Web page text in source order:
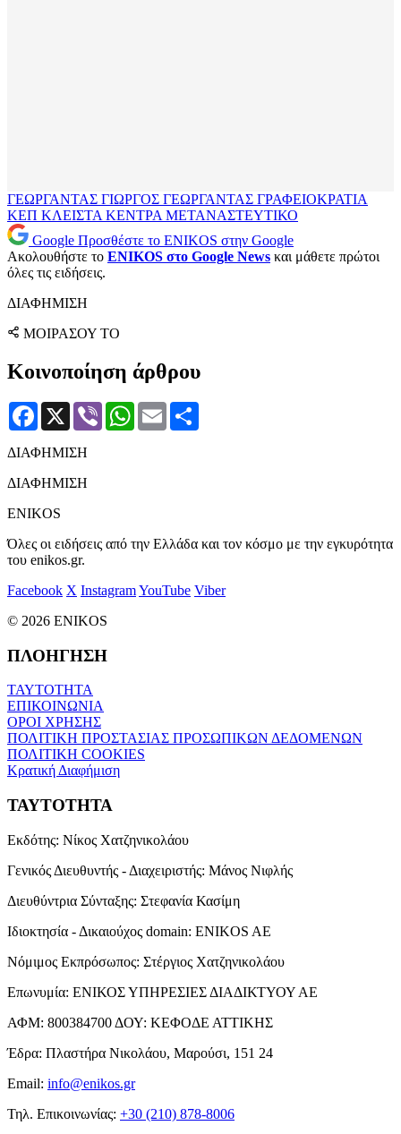
ΓΕΩΡΓΑΝΤΑΣ ΓΙΩΡΓΟΣ ΓΕΩΡΓΑΝΤΑΣ ΓΡΑΦΕΙΟΚΡΑΤΙΑ
ΚΕΠ ΚΛΕΙΣΤΑ ΚΕΝΤΡΑ ΜΕΤΑΝΑΣΤΕΥΤΙΚΟ
Google Προσθέστε το ENIKOS στην Google
Ακολουθήστε το ENIKOS στο Google News και μάθετε πρώτοι
όλες τις ειδήσεις.
ΔΙΑΦΗΜΙΣΗ
ΜΟΙΡΑΣΟΥ ΤΟ
Κοινοποίηση άρθρου
Facebook
X Viber WhatsApp
Email
ΔΙΑΦΗΜΙΣΗ
ΔΙΑΦΗΜΙΣΗ
ENIKOS
Όλες οι ειδήσεις από την Ελλάδα και τον κόσμο με την εγκυρότητα
του enikos.gr.
Facebook X InstagramYouTube Viber
© 2026 ENIKOS
ΠΛΟΗΓΗΣΗ
ΤΑΥΤΟΤΗΤΑ
ΕΠΙΚΟΙΝΩΝΙΑ
ΟΡΟΙ ΧΡΗΣΗΣ
ΠΟΛΙΤΙΚΗ ΠΡΟΣΤΑΣΙΑΣ ΠΡΟΣΩΠΙΚΩΝ ΔΕΔΟΜΕΝΩΝ
ΠΟΛΙΤΙΚΗ COOKIES
Κρατική Διαφήμιση
ΤΑΥΤΟΤΗΤΑ
Εκδότης: Νίκος Χατζηνικολάου
Γενικός Διευθυντής - Διαχειριστής: Μάνος Νιφλής
Διευθύντρια Σύνταξης: Στεφανία Κασίμη
Ιδιοκτησία - Δικαιούχος domain: ENIKOS AE
Νόμιμος Εκπρόσωπος: Στέργιος Χατζηνικολάου
Επωνυμία: ΕΝΙΚΟΣ ΥΠΗΡΕΣΙΕΣ ΔΙΑΔΙΚΤΥΟΥ ΑΕ
ΑΦΜ: 800384700 ΔΟΥ: ΚΕΦΟΔΕ ΑΤΤΙΚΗΣ
Έδρα: Πλαστήρα Νικολάου, Μαρούσι, 151 24
Email: info@enikos.gr
Τηλ. Επικοινωνίας: +30 (210) 878-8006